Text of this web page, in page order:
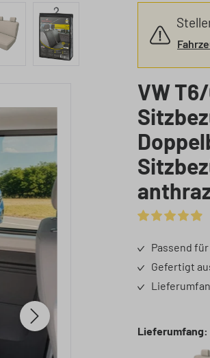
VW
Passend
Gefertigt
Lieferumfang: